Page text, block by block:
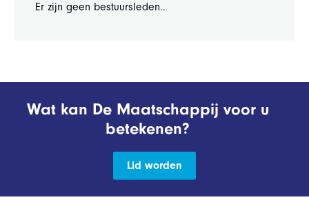
Er zijn geen bestuursleden..
Wat kan De Maatschappij voor u
betekenen?
Lid worden